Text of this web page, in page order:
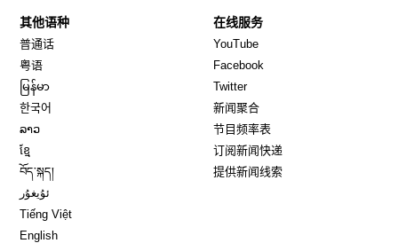
其他语种
普通话
粤语
မြန်မာ
한국어
ລາວ
ខ្មែ
བོད་སྐད།
ئۇيغۇر
Tiếng Việt
English
在线服务
YouTube
Facebook
TwitterOpens in new window
新闻聚合
节目频率表
订阅新闻快递
提供新闻线索